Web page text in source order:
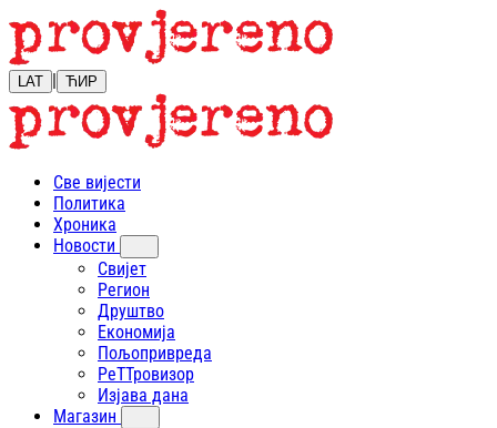
LAT | ЋИР
Све вијести
Политика
Хроника
Новости
Свијет
Регион
Друштво
Економија
Пољопривреда
РеТТровизор
Изјава дана
Магазин